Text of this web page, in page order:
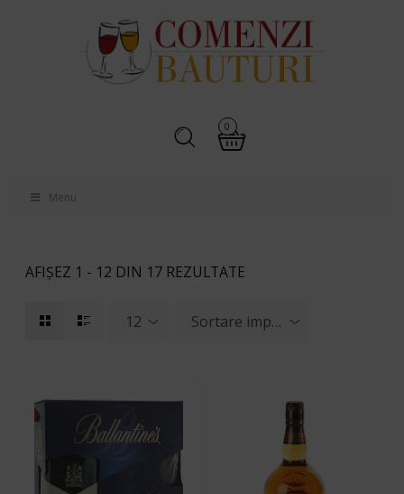
0
Menu
AFIȘEZ 1 - 12 DIN 17 REZULTATE
12 Sortare implicită